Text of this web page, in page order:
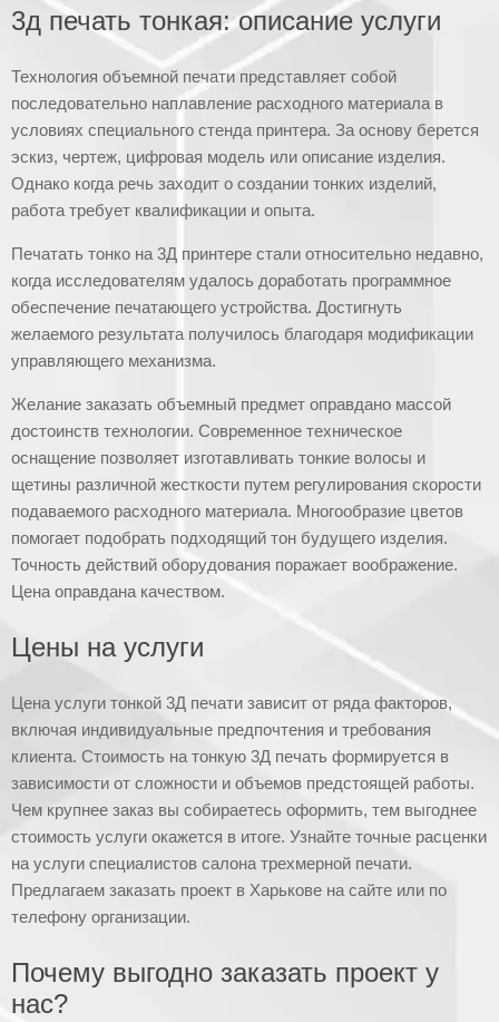
3д печать тонкая: описание услуги
Технология объемной печати представляет собой
последовательно наплавление расходного материала в
условиях специального стенда принтера. За основу берется
эскиз, чертеж, цифровая модель или описание изделия.
Однако когда речь заходит о создании тонких изделий,
работа требует квалификации и опыта.
Печатать тонко на 3Д принтере стали относительно недавно,
когда исследователям удалось доработать программное
обеспечение печатающего устройства. Достигнуть
желаемого результата получилось благодаря модификации
управляющего механизма.
Желание заказать объемный предмет оправдано массой
достоинств технологии. Современное техническое
оснащение позволяет изготавливать тонкие волосы и
щетины различной жесткости путем регулирования скорости
подаваемого расходного материала. Многообразие цветов
помогает подобрать подходящий тон будущего изделия.
Точность действий оборудования поражает воображение.
Цена оправдана качеством.
Цены на услуги
Цена услуги тонкой 3Д печати зависит от ряда факторов,
включая индивидуальные предпочтения и требования
клиента. Стоимость на тонкую 3Д печать формируется в
зависимости от сложности и объемов предстоящей работы.
Чем крупнее заказ вы собираетесь оформить, тем выгоднее
стоимость услуги окажется в итоге. Узнайте точные расценки
на услуги специалистов салона трехмерной печати.
Предлагаем заказать проект в Харькове на сайте или по
телефону организации.
Почему выгодно заказать проект у
нас?